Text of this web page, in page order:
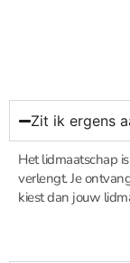
Zit ik ergens
Het lidmaatschap
verlengt. Je
kiest dan jouw